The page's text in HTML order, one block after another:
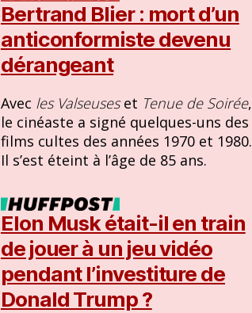
Bertrand Blier : mort d’un
anticonformiste devenu
dérangeant
Avec les Valseuseset Tenue de Soirée,
le cinéaste a signé quelques-uns des
films cultes des années 1970 et 1980.
Il s’est éteint à l’âge de 85 ans.
Elon Musk était-il en train
de jouer à un jeu vidéo
pendant l’investiture de
Donald Trump ?